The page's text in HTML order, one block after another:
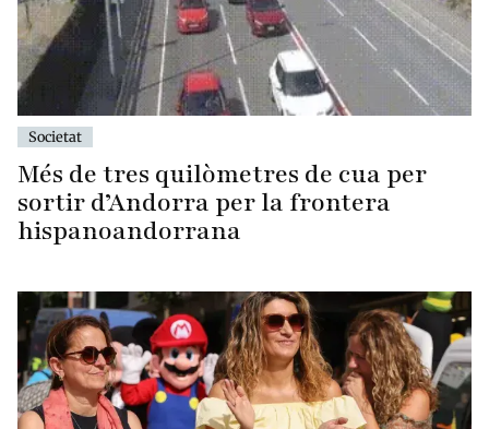
Societat
Més de tres quilòmetres de cua per
sortir d’Andorra per la frontera
hispanoandorrana